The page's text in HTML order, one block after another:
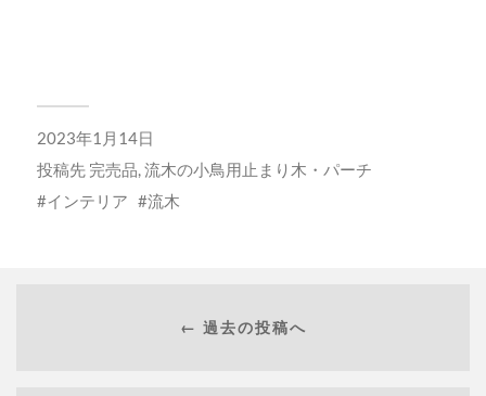
2023年1月14日
投稿先 完売品,流木の小鳥用止まり木・パーチ
インテリア
流木
← 過去の投稿へ